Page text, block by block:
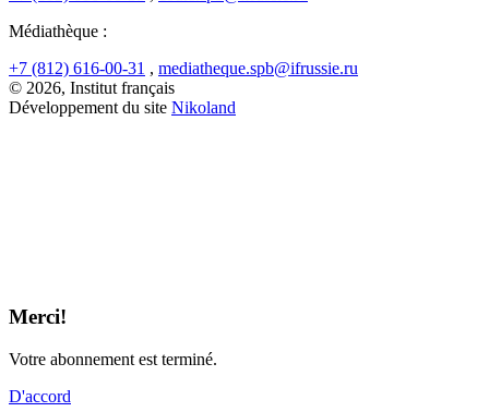
Médiathèque :
+7 (812) 616-00-31 , mediatheque.spb@ifrussie.ru
© 2026, Institut français
Développement du site Nikoland
Merci!
Votre abonnement est terminé.
D'accord